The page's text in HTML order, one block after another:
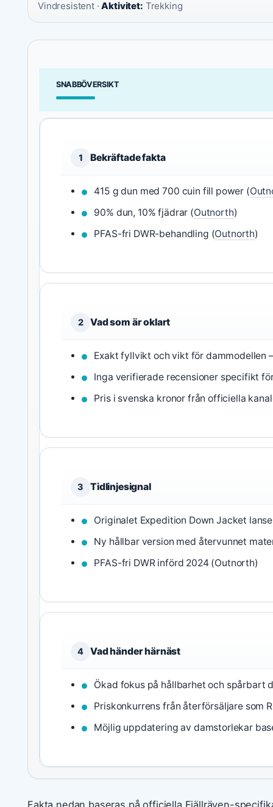
Vindresistent ·Aktivitet: Trekking
SNABBÖVERSIKT
1 Bekräftade fakta
415 g dun med 700 cuin fill power (
90% dun, 10% fjädrar (Outnorth)
PFAS-fri DWR-behandling (Outnorth)
2 Vad som är oklart
Exakt fyllvikt och vikt för dammodellen
Inga verifierade recensioner specifikt
Pris i svenska kronor från officiella
3 Tidlinjesignal
Originalet Expedition Down Jacket
Ny hållbar version med återvunnet
PFAS-fri DWR införd 2024 (Outnorth)
4 Vad händer härnäst
Ökad fokus på hållbarhet och spårbart
Priskonkurrens från återförsäljare som
Möjlig uppdatering av damstorlekar
Fakta nedan baseras på officiella Fjällräven-